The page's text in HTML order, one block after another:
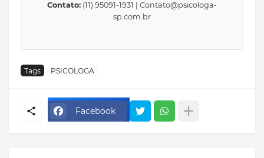
Contato: (11) 95091-1931 | Contato@psicologa-
sp.com.br
Tags PSICOLOGA
Facebook